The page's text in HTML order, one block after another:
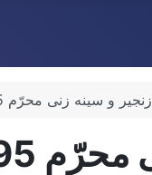
زنجیر و سینه زنی محرّم 95 ، vob ، جوش دوره ، بهاباد یزد ، رایانه ای ، دانلود